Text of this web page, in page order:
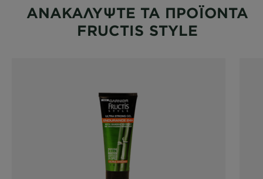
ΑΝΑΚΑΛΥΨΤΕ ΤΑ ΠΡΟΪΟΝΤΑ
FRUCTIS STYLE